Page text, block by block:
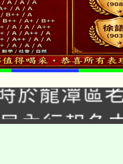
29、30在
! 於龍潭區
內行報名